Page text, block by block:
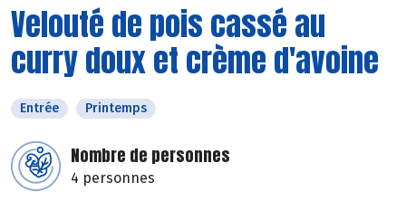
Velouté de pois cassé au
curry doux et crème d'avoine
Entrée Printemps
Nombre de personnes
4 personnes